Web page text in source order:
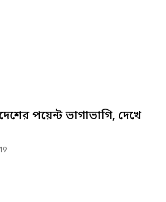
পয়েন্ট ভাগাভাগি, দেখে